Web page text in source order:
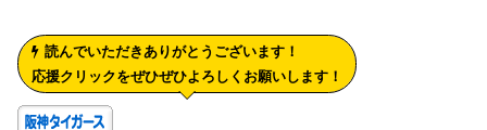
読んでいただきありがとうございます！
応援クリックをぜひぜひよろしくお願いします！